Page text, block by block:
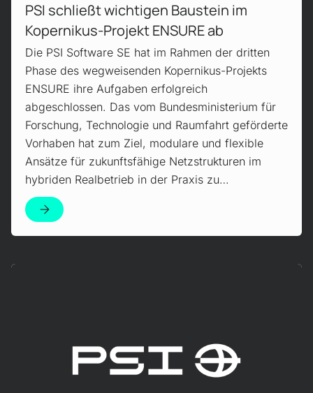
PSI schließt wichtigen Baustein im
Kopernikus-Projekt ENSURE ab
Die PSI Software SE hat im Rahmen der dritten
Phase des wegweisenden Kopernikus-Projekts
ENSURE ihre Aufgaben erfolgreich
abgeschlossen. Das vom Bundesministerium für
Forschung, Technologie und Raumfahrt geförderte
Vorhaben hat zum Ziel, modulare und flexible
Ansätze für zukunftsfähige Netzstrukturen im
hybriden Realbetrieb in der Praxis zu…